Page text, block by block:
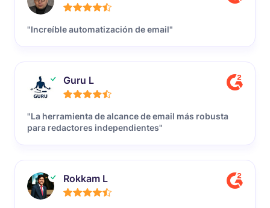
"Increíble automatización de email"
Guru L
"La herramienta de alcance de email más robusta
para redactores independientes"
Rokkam L